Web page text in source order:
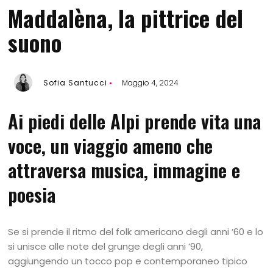
Maddalèna, la pittrice del
suono
Sofia Santucci Maggio 4, 2024
Ai piedi delle Alpi prende vita una
voce, un viaggio ameno che
attraversa musica, immagine e
poesia
Se si prende il ritmo del folk americano degli anni ’60 e lo
si unisce alle note del grunge degli anni ’90,
aggiungendo un tocco pop e contemporaneo tipico